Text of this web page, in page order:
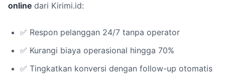
online dari Kirimi.id:
✅ Respon pelanggan 24/7 tanpa operator
✅ Kurangi biaya operasional hingga 70%
✅ Tingkatkan konversi dengan follow-up otomatis